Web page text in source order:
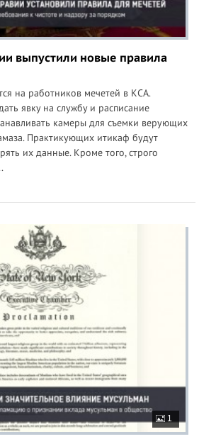
выпустили новые правила
на работников мечетей в КСА.
явку на службу и расписание
камеры для съемки верующих
Практикующих итикаф будут
их данные. Кроме того, строго
1